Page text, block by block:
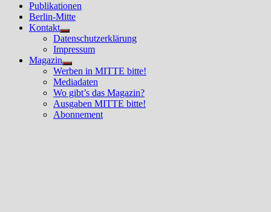
Publikationen
Berlin-Mitte
Kontakt
Untermenü
anzeigen
Datenschutzerklärung
Impressum
Magazin
Untermenü
anzeigen
Werben in MITTE bitte!
Mediadaten
Wo gibt’s das Magazin?
Ausgaben MITTE bitte!
Abonnement